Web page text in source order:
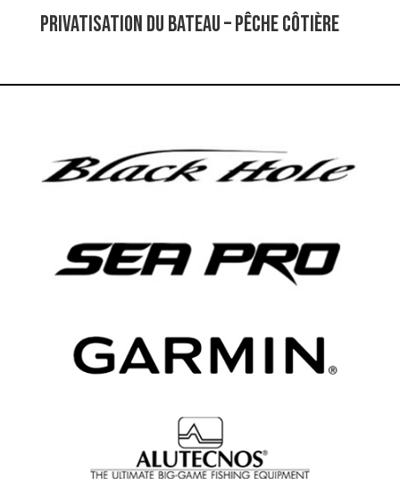
Privatisation du bateau – Pêche côtière